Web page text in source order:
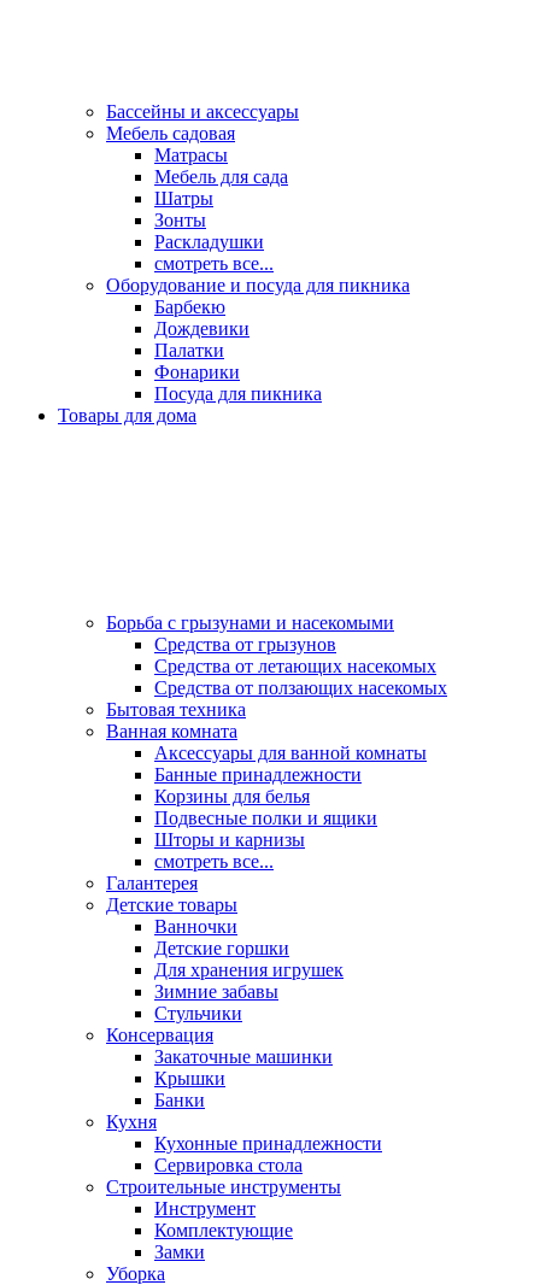
Бассейны и аксессуары
Мебель садовая
Матрасы
Мебель для сада
Шатры
Зонты
Раскладушки
смотреть все...
Оборудование и посуда для пикника
Барбекю
Дождевики
Палатки
Фонарики
Посуда для пикника
Товары для дома
Борьба с грызунами и насекомыми
Средства от грызунов
Средства от летающих насекомых
Средства от ползающих насекомых
Бытовая техника
Ванная комната
Аксессуары для ванной комнаты
Банные принадлежности
Корзины для белья
Подвесные полки и ящики
Шторы и карнизы
смотреть все...
Галантерея
Детские товары
Ванночки
Детские горшки
Для хранения игрушек
Зимние забавы
Стульчики
Консервация
Закаточные машинки
Крышки
Банки
Кухня
Кухонные принадлежности
Сервировка стола
Строительные инструменты
Инструмент
Комплектующие
Замки
Уборка